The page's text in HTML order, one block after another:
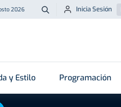
2026 Buscar
Inicia Sesión
y Estilo Programación